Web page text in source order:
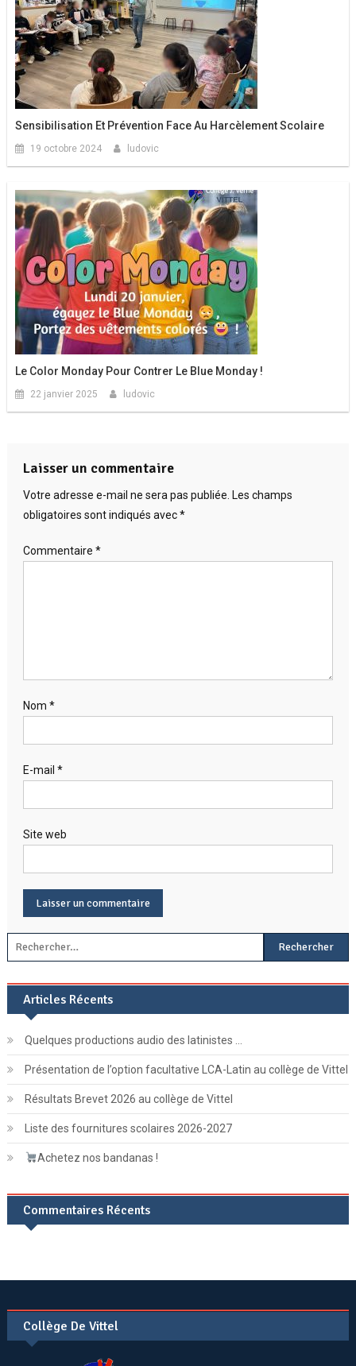
Sensibilisation Et Prévention Face Au Harcèlement Scolaire
19 octobre 2024 ludovic
Le Color Monday Pour Contrer Le Blue Monday !
22 janvier 2025 ludovic
Laisser un commentaire
Votre adresse e-mail ne sera pas publiée. Les champs
obligatoires sont indiqués avec*
Commentaire *
Nom *
E-mail *
Site web
Rechercher :
Articles Récents
Quelques productions audio des latinistes …
Présentation de l’option facultative LCA-Latin au collège de Vittel
Résultats Brevet 2026 au collège de Vittel
Liste des fournitures scolaires 2026-2027
Achetez nos bandanas !
Commentaires Récents
Collège De Vittel